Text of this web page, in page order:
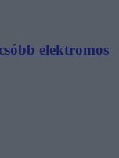
elektromos